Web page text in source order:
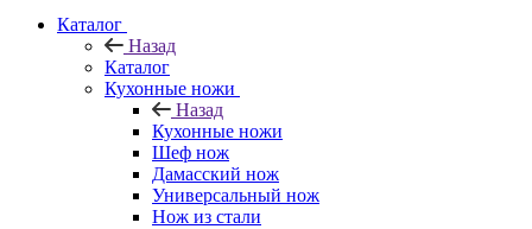
Каталог
Назад
Каталог
Кухонные ножи
Назад
Кухонные ножи
Шеф нож
Дамасский нож
Универсальный нож
Нож из стали